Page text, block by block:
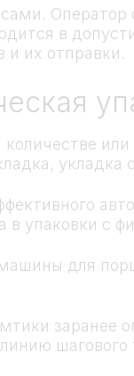
в
и их отправки.
укладка
в упаковки с
для
заранее
шагового